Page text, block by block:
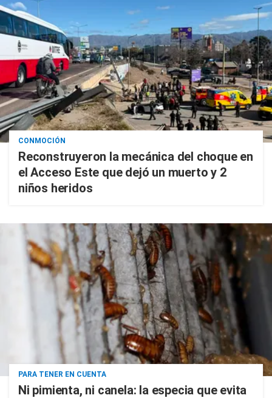
CONMOCIÓN
Reconstruyeron la mecánica del choque en
el Acceso Este que dejó un muerto y 2
niños heridos
PARA TENER EN CUENTA
Ni pimienta, ni canela: la especia que evita